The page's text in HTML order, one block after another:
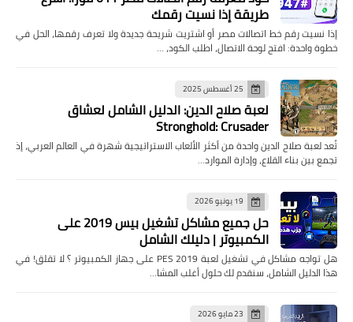
طريقة إذا نسيت رقمك
إذا نسيت رقم خط اتصالات مصر أو اشتريت شريحة جديدة ولا تعرف رقمها، الحل في
خطوة واحدة: افتح لوحة الاتصال، اطلب الكود، …
25 أغسطس 2025
لعبة صلاح الدين: الدليل الشامل لعشاق
Stronghold: Crusader
تُعد لعبة صلاح الدين واحدة من أكثر الألعاب الاستراتيجية شهرة في العالم العربي، إذ
تجمع بين بناء القلاع، وإدارة الموارد…
19 يونيو 2026
حل جميع مشاكل تشغيل بيس 2019 على
الكمبيوتر | دليلك الشامل
هل تواجه مشاكل في تشغيل لعبة PES 2019 على جهاز الكمبيوتر ؟ لا تقلق! في
هذا الدليل الشامل، سنقدم لك حلول أغلب المشا…
23 مايو 2026